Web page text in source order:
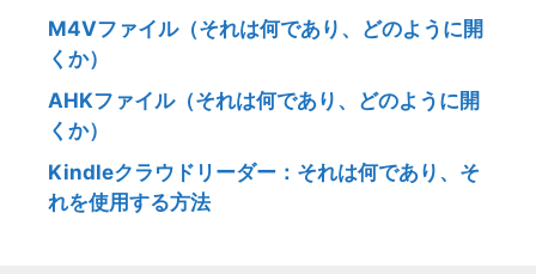
M4Vファイル（それは何であり、どのように開
くか）
AHKファイル（それは何であり、どのように開
くか）
Kindleクラウドリーダー：それは何であり、そ
れを使用する方法